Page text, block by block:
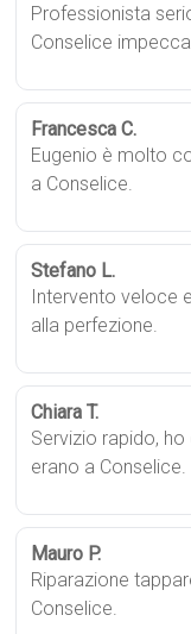
Professionista
Conselice
Francesca C.
Eugenio è molto
a Conselice.
Stefano L.
Intervento veloce
alla perfezione.
Chiara T.
Servizio rapido,
erano a Conselice.
Mauro P.
Riparazione
Conselice.